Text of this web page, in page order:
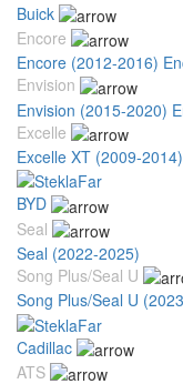
Buick
Encore
Encore (2012-2016)
Envision
Envision (2015-2020)
Excelle
Excelle XT (2009-2014)
BYD
Seal
Seal (2022-2025)
Song Plus/Seal U
Song Plus/Seal U
Cadillac
ATS